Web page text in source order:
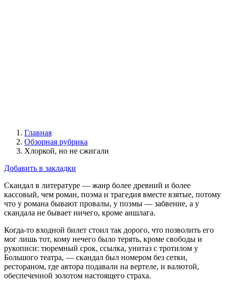
Главная
Обзорная рубрика
Хлоркой, но не сжигали
Добавить в закладки
Скандал в литературе — жанр более древний и более
кассовый, чем роман, поэма и трагедия вместе взятые, потому
что у романа бывают провалы, у поэмы — забвение, а у
скандала не бывает ничего, кроме аншлага.
Когда-то входной билет стоил так дорого, что позволить его
мог лишь тот, кому нечего было терять, кроме свободы и
рукописи: тюремный срок, ссылка, унитаз с тротилом у
Большого театра, — скандал был номером без сетки,
рестораном, где автора подавали на вертеле, и валютой,
обеспеченной золотом настоящего страха.